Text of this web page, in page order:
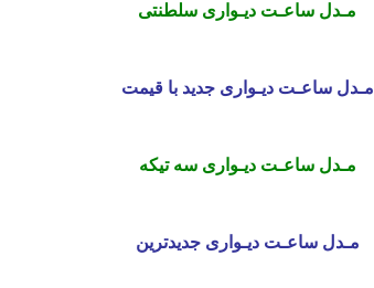
مـدل ساعـت دیـواری سلطنتی
مـدل ساعـت دیـواری جدید با قیمت
مـدل ساعـت دیـواری سه تیکه
مـدل ساعـت دیـواری جدیدترین